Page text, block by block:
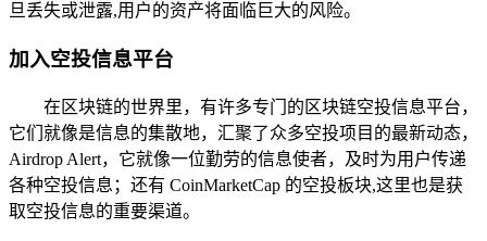
旦丢失或泄露,用户的资产将面临巨大的风险。
加入空投信息平台
在区块链的世界里，有许多专门的区块链空投信息平台，
它们就像是信息的集散地，汇聚了众多空投项目的最新动态，
Airdrop Alert，它就像一位勤劳的信息使者，及时为用户传递
各种空投信息；还有 CoinMarketCap 的空投板块,这里也是获
取空投信息的重要渠道。